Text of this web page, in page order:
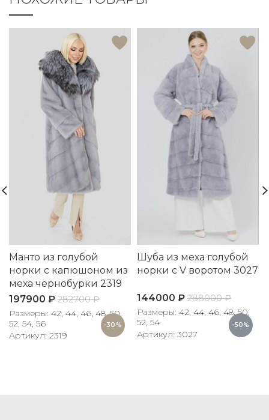
-30%
Манто из голубой
норки с капюшоном из
меха чернобурки 2319
197900 ₽ 282700₽
Размеры: 42, 44, 46, 48, 50,
52, 54, 56
Артикул: 2319
-50%
Шуба из меха голубой
норки с V воротом 3027
144000 ₽ 288000₽
Размеры: 42, 44, 46, 48, 50,
52, 54
Артикул: 3027